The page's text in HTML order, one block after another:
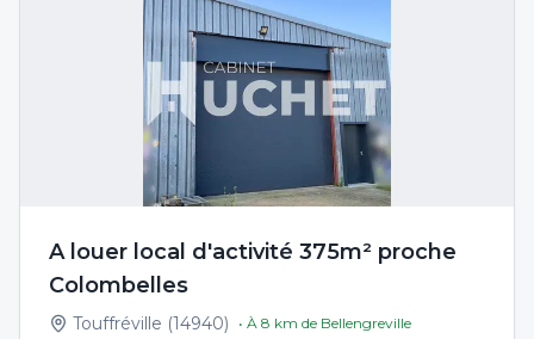
A louer local d'activité 375m² proche
Colombelles
Touffréville (14940) • À 8 km de Bellengreville